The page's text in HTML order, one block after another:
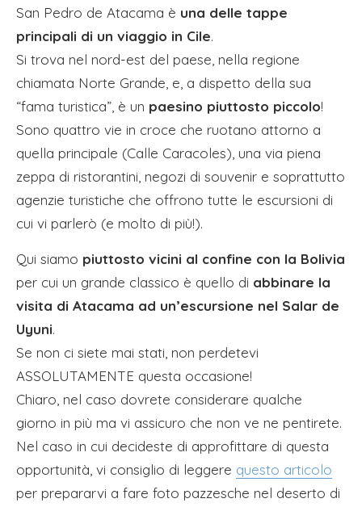
San Pedro de Atacama è una delle tappe
principali di un viaggio in Cile.
Si trova nel nord-est del paese, nella regione
chiamata Norte Grande, e, a dispetto della sua
“fama turistica”, è un paesino piuttosto piccolo!
Sono quattro vie in croce che ruotano attorno a
quella principale (Calle Caracoles), una via piena
zeppa di ristorantini, negozi di souvenir e soprattutto
agenzie turistiche che offrono tutte le escursioni di
cui vi parlerò (e molto di più!).
Qui siamo piuttosto vicini al confine con la Bolivia
per cui un grande classico è quello di abbinare la
visita di Atacama ad un’escursione nel Salar de
Uyuni.
Se non ci siete mai stati, non perdetevi
ASSOLUTAMENTE questa occasione!
Chiaro, nel caso dovrete considerare qualche
giorno in più ma vi assicuro che non ve ne pentirete.
Nel caso in cui decideste di approfittare di questa
opportunità, vi consiglio di leggere questo articolo
per prepararvi a fare foto pazzesche nel deserto di